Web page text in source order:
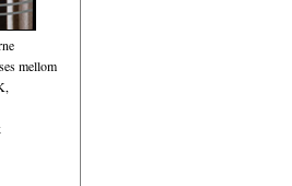
mellom